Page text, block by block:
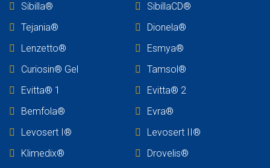
Sibilla®
SibillaCD®
Tejania®
Dionela®
Lenzetto®
Esmya®
Curiosin® Gel
Tamsol®
Evitta® 1
Evitta® 2
Bemfola®
Evra®
Levosert I®
Levosert II®
Klimedix®
Drovelis®